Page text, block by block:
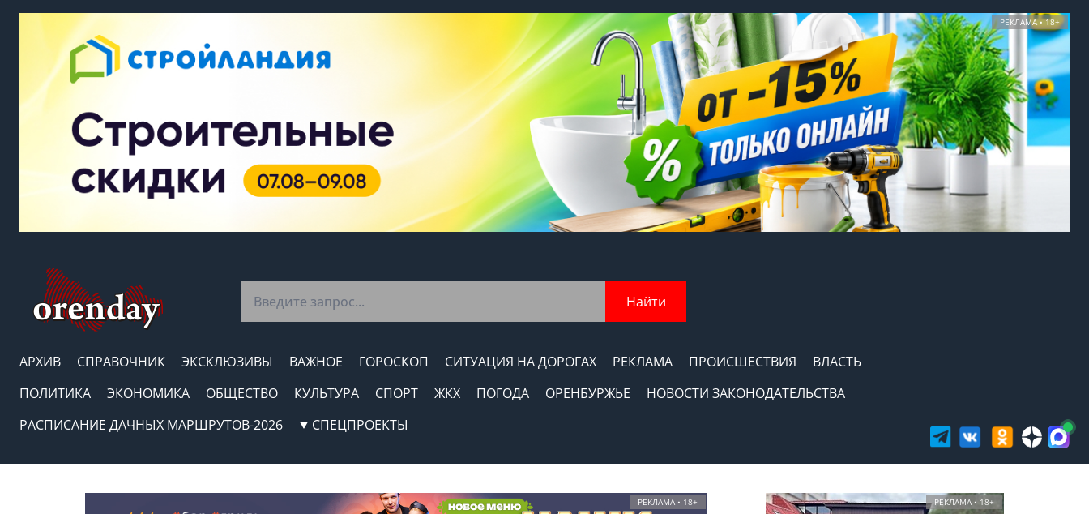
РЕКЛАМА • 18+
Найти
АРХИВ СПРАВОЧНИК ЭКСКЛЮЗИВЫ ВАЖНОЕ ГОРОСКОП СИТУАЦИЯ НА ДОРОГАХ РЕКЛАМА ПРОИСШЕСТВИЯ
ВЛАСТЬ
ПОЛИТИКА
ЭКОНОМИКА ОБЩЕСТВО КУЛЬТУРА СПОРТ ЖКХ ПОГОДА ОРЕНБУРЖЬЕ
НОВОСТИ ЗАКОНОДАТЕЛЬСТВА
РАСПИСАНИЕ ДАЧНЫХ МАРШРУТОВ-2026
СПЕЦПРОЕКТЫ
РЕКЛАМА • 18+ РЕКЛАМА • 18+